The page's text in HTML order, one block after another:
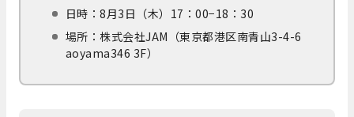
日時：8月3日（木）17：00−18：30
場所：株式会社JAM（東京都港区南青山3-4-6
aoyama346 3F）